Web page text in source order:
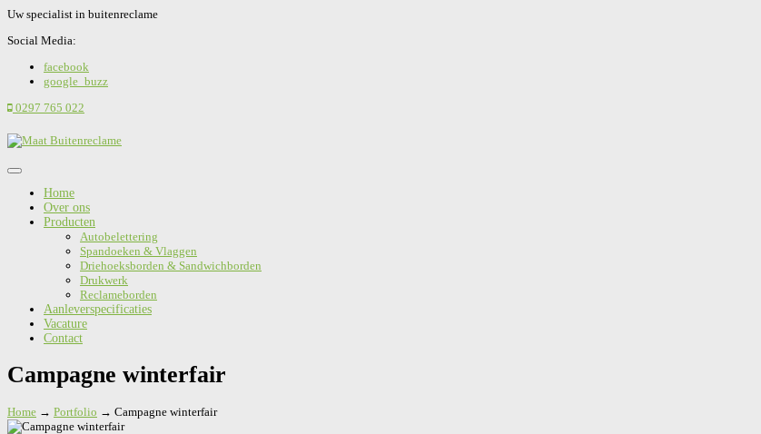
Uw specialist in buitenreclame
Social Media:
facebook
google_buzz
0297 765 022
Home
Over ons
Producten
Autobelettering
Spandoeken & Vlaggen
Driehoeksborden & Sandwichborden
Drukwerk
Reclameborden
Aanleverspecificaties
Vacature
Contact
Campagne winterfair
Home → Portfolio → Campagne winterfair